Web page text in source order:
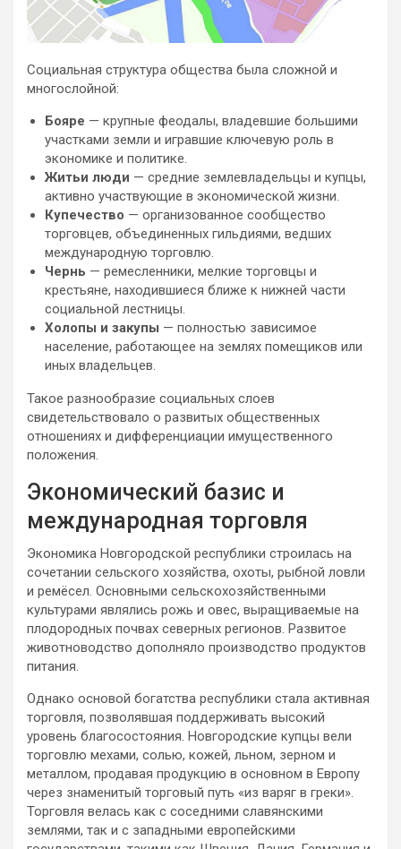
Социальная структура общества была сложной и
многослойной:
Бояре — крупные феодалы, владевшие большими
участками земли и игравшие ключевую роль в
экономике и политике.
Житьи люди — средние землевладельцы и купцы,
активно участвующие в экономической жизни.
Купечество — организованное сообщество
торговцев, объединенных гильдиями, ведших
международную торговлю.
Чернь — ремесленники, мелкие торговцы и
крестьяне, находившиеся ближе к нижней части
социальной лестницы.
Холопы и закупы — полностью зависимое
население, работающее на землях помещиков или
иных владельцев.
Такое разнообразие социальных слоев
свидетельствовало о развитых общественных
отношениях и дифференциации имущественного
положения.
Экономический базис и
международная торговля
Экономика Новгородской республики строилась на
сочетании сельского хозяйства, охоты, рыбной ловли
и ремёсел. Основными сельскохозяйственными
культурами являлись рожь и овес, выращиваемые на
плодородных почвах северных регионов. Развитое
животноводство дополняло производство продуктов
питания.
Однако основой богатства республики стала активная
торговля, позволявшая поддерживать высокий
уровень благосостояния. Новгородские купцы вели
торговлю мехами, солью, кожей, льном, зерном и
металлом, продавая продукцию в основном в Европу
через знаменитый торговый путь «из варяг в греки».
Торговля велась как с соседними славянскими
землями, так и с западными европейскими